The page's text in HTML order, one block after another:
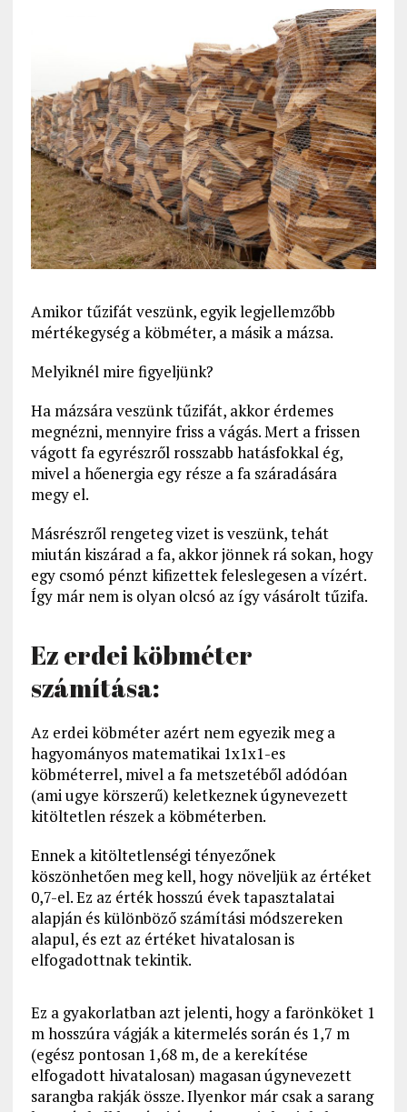
Amikor tűzifát veszünk, egyik legjellemzőbb
mértékegység a köbméter, a másik a mázsa.
Melyiknél mire figyeljünk?
Ha mázsára veszünk tűzifát, akkor érdemes
megnézni, mennyire friss a vágás. Mert a frissen
vágott fa egyrészről rosszabb hatásfokkal ég,
mivel a hőenergia egy része a fa száradására
megy el.
Másrészről rengeteg vizet is veszünk, tehát
miután kiszárad a fa, akkor jönnek rá sokan, hogy
egy csomó pénzt kifizettek feleslegesen a vízért.
Így már nem is olyan olcsó az így vásárolt tűzifa.
Ez erdei köbméter
számítása:
Az erdei köbméter azért nem egyezik meg a
hagyományos matematikai 1x1x1-es
köbméterrel, mivel a fa metszetéből adódóan
(ami ugye körszerű) keletkeznek úgynevezett
kitöltetlen részek a köbméterben.
Ennek a kitöltetlenségi tényezőnek
köszönhetően meg kell, hogy növeljük az értéket
0,7-el. Ez az érték hosszú évek tapasztalatai
alapján és különböző számítási módszereken
alapul, és ezt az értéket hivatalosan is
elfogadottnak tekintik.
Ez a gyakorlatban azt jelenti, hogy a farönköket 1
m hosszúra vágják a kitermelés során és 1,7 m
(egész pontosan 1,68 m, de a kerekítése
elfogadott hivatalosan) magasan úgynevezett
sarangba rakják össze. Ilyenkor már csak a sarang